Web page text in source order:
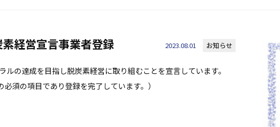
経営宣言事業者登録 2023.08.01 お知らせ
ルの達成を目指し脱炭素経営に取り組むことを宣言しています。
必須の項目であり登録を完了しています。）